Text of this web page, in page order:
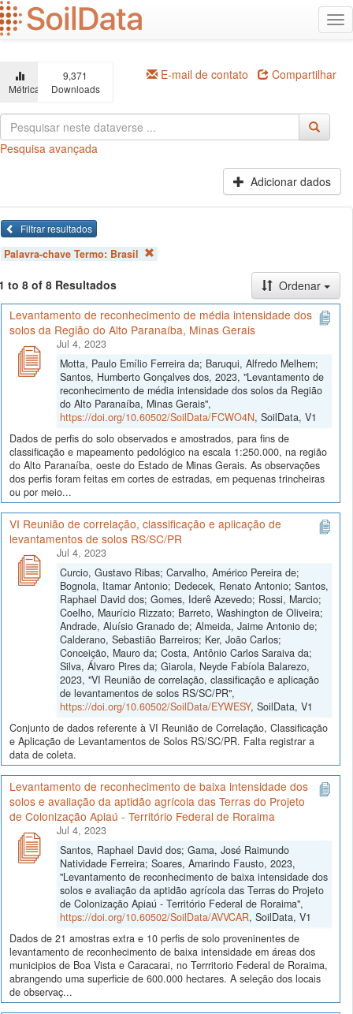
Ir
para
o
principal
Métricas
9,371
Downloads
E-mail de contato Compartilhar
Pesquisa avançada
Adicionar dados
Filtrar resultados
Palavra-chave Termo: Brasil
to 8 of 8 Resultados
Ordenar
Levantamento de reconhecimento de média intensidade dos
solos da Região do Alto Paranaíba, Minas Gerais
Jul 4, 2023
Motta, Paulo Emílio Ferreira da; Baruqui, Alfredo Melhem;
Santos, Humberto Gonçalves dos, 2023, "Levantamento de
reconhecimento de média intensidade dos solos da Região
do Alto Paranaíba, Minas Gerais",
https://doi.org/10.60502/SoilData/FCWO4N, SoilData, V1
Dados de perfis do solo observados e amostrados, para fins de
classificação e mapeamento pedológico na escala 1:250.000, na região
do Alto Paranaíba, oeste do Estado de Minas Gerais. As observações
dos perfis foram feitas em cortes de estradas, em pequenas trincheiras
ou por meio...
VI Reunião de correlação, classificação e aplicação de
levantamentos de solos RS/SC/PR
Jul 4, 2023
Curcio, Gustavo Ribas; Carvalho, Américo Pereira de;
Bognola, Itamar Antonio; Dedecek, Renato Antonio; Santos,
Raphael David dos; Gomes, Iderê Azevedo; Rossi, Marcio;
Coelho, Maurício Rizzato; Barreto, Washington de Oliveira;
Andrade, Aluísio Granado de; Almeida, Jaime Antonio de;
Calderano, Sebastião Barreiros; Ker, João Carlos;
Conceição, Mauro da; Costa, Antônio Carlos Saraiva da;
Silva, Álvaro Pires da; Giarola, Neyde Fabíola Balarezo,
2023, "VI Reunião de correlação, classificação e aplicação
de levantamentos de solos RS/SC/PR",
https://doi.org/10.60502/SoilData/EYWESY, SoilData, V1
Conjunto de dados referente à VI Reunião de Correlação, Classificação
e Aplicação de Levantamentos de Solos RS/SC/PR. Falta registrar a
data de coleta.
Levantamento de reconhecimento de baixa intensidade dos
solos e avaliação da aptidão agrícola das Terras do Projeto
de Colonização Apiaú - Território Federal de Roraima
Jul 4, 2023
Santos, Raphael David dos; Gama, José Raimundo
Natividade Ferreira; Soares, Amarindo Fausto, 2023,
"Levantamento de reconhecimento de baixa intensidade dos
solos e avaliação da aptidão agrícola das Terras do Projeto
de Colonização Apiaú - Território Federal de Roraima",
https://doi.org/10.60502/SoilData/AVVCAR, SoilData, V1
Dados de 21 amostras extra e 10 perfis de solo proveninentes de
levantamento de reconhecimento de baixa intensidade em áreas dos
municipios de Boa Vista e Caracarai, no Terrritorio Federal de Roraima,
abrangendo uma superficie de 600.000 hectares. A seleção dos locais
de observaç...